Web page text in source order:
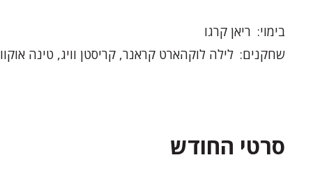
בימוי
ריאן קרגו
שחקנים לילה לוקהארט קראנר, קריסטן וויג, טינה אוקוו
סרטי החודש